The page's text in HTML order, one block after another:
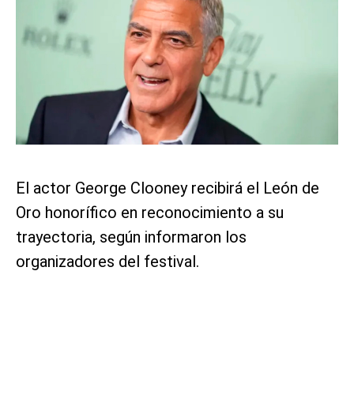
El actor George Clooney recibirá el León de
Oro honorífico en reconocimiento a su
trayectoria, según informaron los
organizadores del festival.